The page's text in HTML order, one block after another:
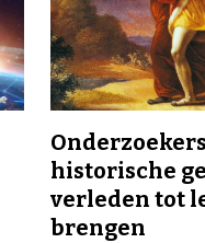
historische
verleden tot
brengen